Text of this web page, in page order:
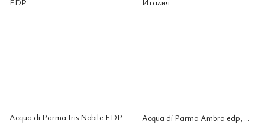
Acqua di Parma Iris Nobile EDP